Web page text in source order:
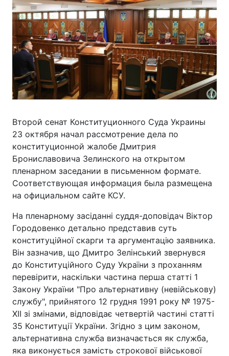
Второй сенат Конституционного Суда Украины
23 октября начал рассмотрение дела по
конституционной жалобе Дмитрия
Брониславовича Зелинского на открытом
пленарном заседании в письменном формате.
Соответствующая информация была размещена
на официальном сайте КСУ.
На пленарному засіданні суддя-доповідач Віктор
Городовенко детально представив суть
конституційної скарги та аргументацію заявника.
Він зазначив, що Дмитро Зелінський звернувся
до Конституційного Суду України з проханням
перевірити, наскільки частина перша статті 1
Закону України "Про альтернативну (невійськову)
службу", прийнятого 12 грудня 1991 року № 1975-
ХІІ зі змінами, відповідає четвертій частині статті
35 Конституції України. Згідно з цим законом,
альтернативна служба визначається як служба,
яка виконується замість строкової військової